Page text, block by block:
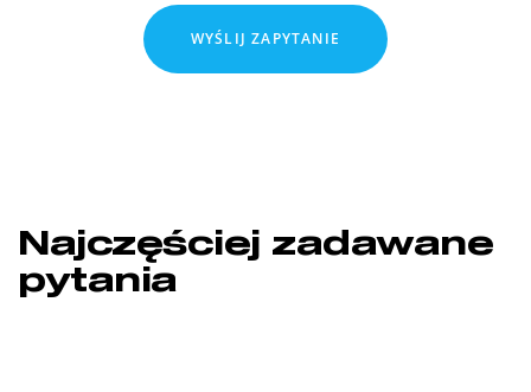
WYŚLIJ ZAPYTANIE
Najczęściej zadawane
pytania